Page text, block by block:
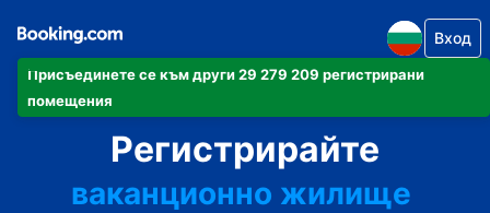
Присъединете се към други 29 279 209 регистрирани
помещения
Вход
Регистрирайте
своя апартамент
своя хотел
ваканционно жилище